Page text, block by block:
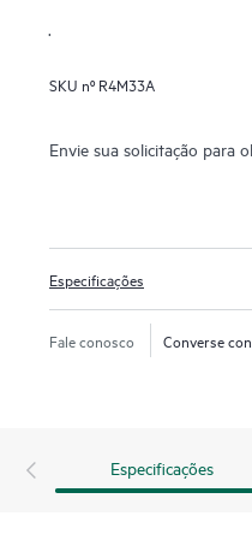
SKU nº R4M33A
Envie sua solicitação para
Especificações
Fale conosco Converse
Especificações